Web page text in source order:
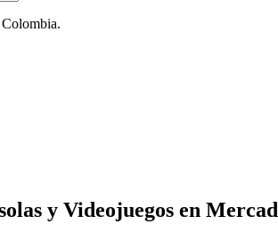
Colombia.
y Videojuegos en